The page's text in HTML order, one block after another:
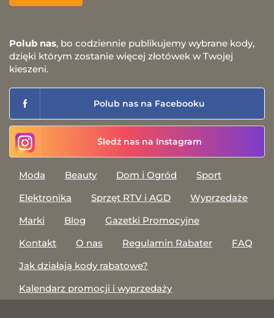
Polub nas, bo codziennie publikujemy wybrane kody,
dzięki którym zostanie więcej złotówek w Twojej
kieszeni.
Polub nas na Facebooku
Śledź nas na Instagram
Moda Beauty Dom i Ogród
Sport
Elektronika
Sprzęt RTV i AGD
Wyprzedaże
Marki
Blog
Gazetki Promocyjne
Kontakt
O nas Regulamin Rabater
FAQ
Jak działają kody rabatowe?
Kalendarz promocji i wyprzedaży